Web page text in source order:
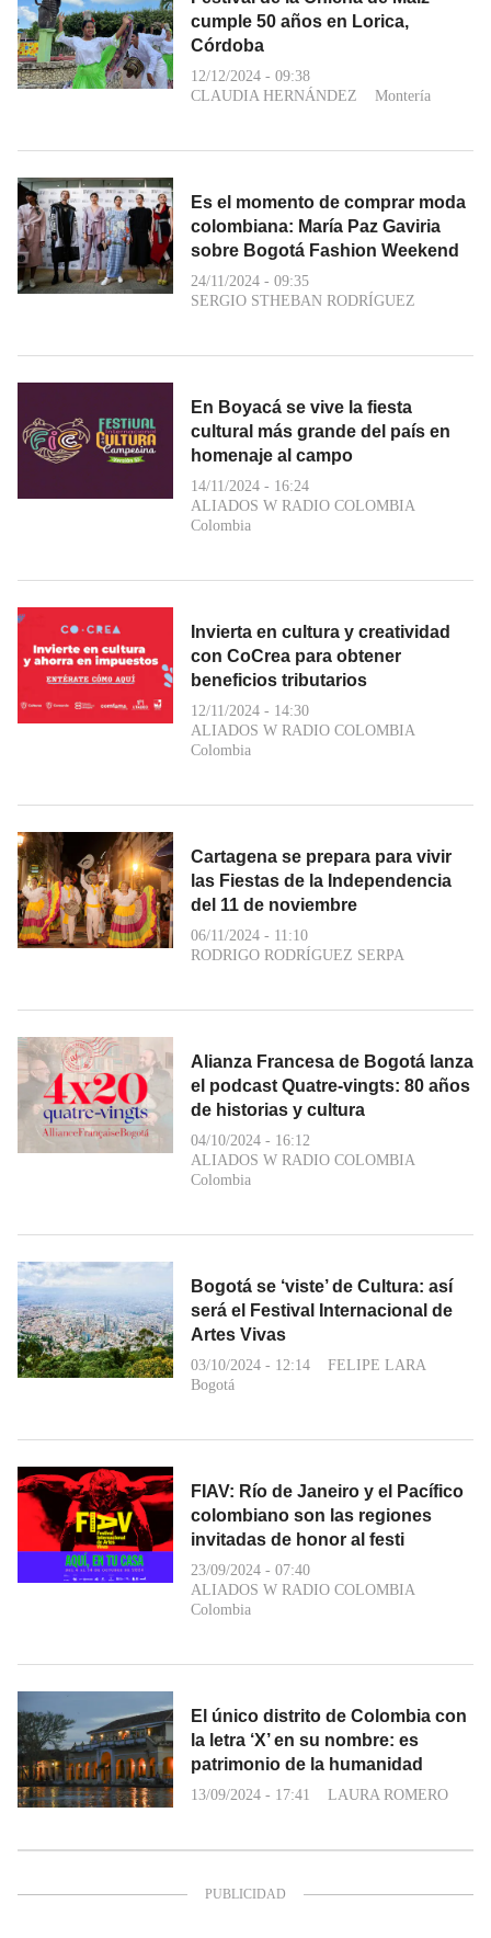
cumple 50 años en Lorica,
Córdoba
12/12/2024 - 09:38
CLAUDIA HERNÁNDEZ
Montería
Es el momento de comprar moda
colombiana: María Paz Gaviria
sobre Bogotá Fashion Weekend
24/11/2024 - 09:35
SERGIO STHEBAN RODRÍGUEZ
En Boyacá se vive la fiesta
cultural más grande del país en
homenaje al campo
14/11/2024 - 16:24
ALIADOS W RADIO COLOMBIA
Colombia
Invierta en cultura y creatividad
con CoCrea para obtener
beneficios tributarios
12/11/2024 - 14:30
ALIADOS W RADIO COLOMBIA
Colombia
Cartagena se prepara para vivir
las Fiestas de la Independencia
del 11 de noviembre
06/11/2024 - 11:10
RODRIGO RODRÍGUEZ SERPA
Alianza Francesa de Bogotá lanza
el podcast Quatre-vingts: 80 años
de historias y cultura
04/10/2024 - 16:12
ALIADOS W RADIO COLOMBIA
Colombia
Bogotá se ‘viste’ de Cultura: así
será el Festival Internacional de
Artes Vivas
03/10/2024 - 12:14
FELIPE LARA
Bogotá
FIAV: Río de Janeiro y el Pacífico
colombiano son las regiones
invitadas de honor al festi
23/09/2024 - 07:40
ALIADOS W RADIO COLOMBIA
Colombia
El único distrito de Colombia con
la letra ‘X’ en su nombre: es
patrimonio de la humanidad
13/09/2024 - 17:41 LAURA ROMERO